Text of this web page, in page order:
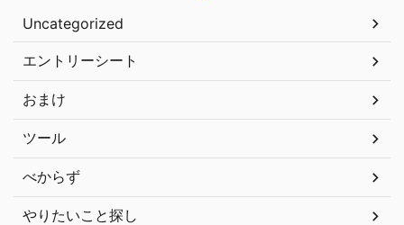
Uncategorized
エントリーシート
おまけ
ツール
べからず
やりたいこと探し